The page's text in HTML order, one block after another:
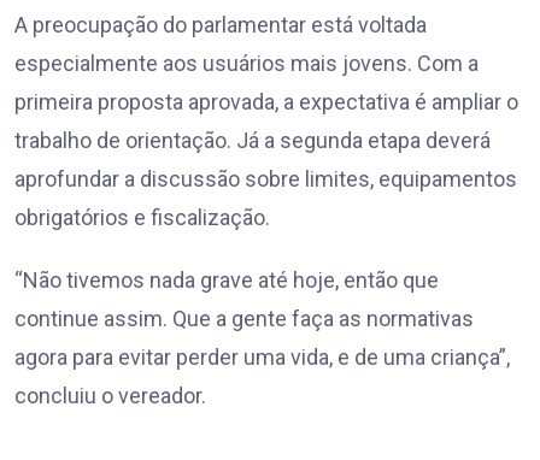
A preocupação do parlamentar está voltada
especialmente aos usuários mais jovens. Com a
primeira proposta aprovada, a expectativa é ampliar o
trabalho de orientação. Já a segunda etapa deverá
aprofundar a discussão sobre limites, equipamentos
obrigatórios e fiscalização.
“Não tivemos nada grave até hoje, então que
continue assim. Que a gente faça as normativas
agora para evitar perder uma vida, e de uma criança”,
concluiu o vereador.